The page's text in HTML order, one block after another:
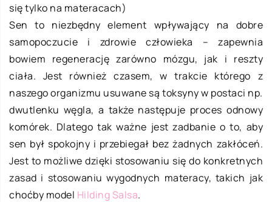
się tylko na materacach)
Sen to niezbędny element wpływający na dobre
samopoczucie i zdrowie człowieka – zapewnia
bowiem regenerację zarówno mózgu, jak i reszty
ciała. Jest również czasem, w trakcie którego z
naszego organizmu usuwane są toksyny w postaci np.
dwutlenku węgla, a także następuje proces odnowy
komórek. Dlatego tak ważne jest zadbanie o to, aby
sen był spokojny i przebiegał bez żadnych zakłóceń.
Jest to możliwe dzięki stosowaniu się do konkretnych
zasad i stosowaniu wygodnych materacy, takich jak
choćby model Hilding Salsa.